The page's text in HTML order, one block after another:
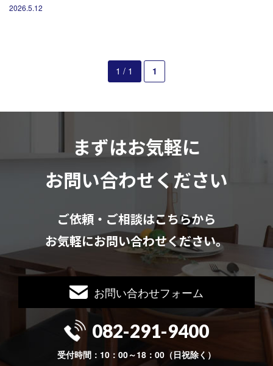
2026.5.12
1 / 1 1
まずはお気軽に
お問い合わせください
ご依頼・ご相談はこちらから
お気軽にお問い合わせください。
お問い合わせフォーム
082-291-9400
受付時間：10：00～18：00（日祝除く）